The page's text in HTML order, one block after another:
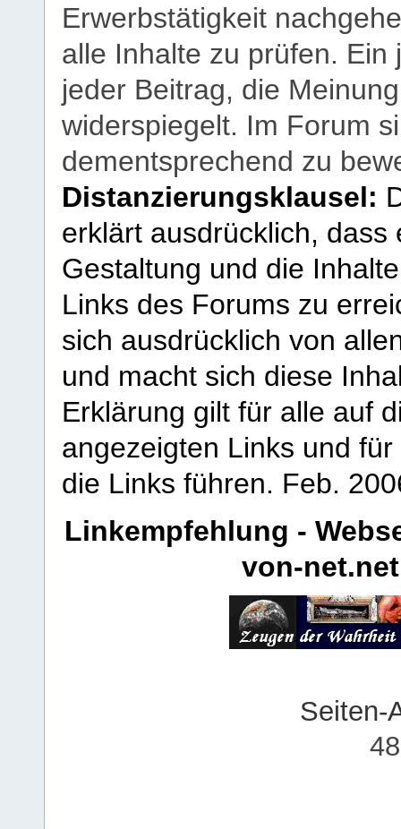
Erwerbstätigkeit
alle Inhalte zu prüfen.
jeder Beitrag, die
widerspiegelt. Im Forum
dementsprechend zu
Distanzierungsklausel:
erklärt ausdrücklich,
Gestaltung und die
Links des Forums zu
sich ausdrücklich von
und macht sich diese
Erklärung gilt für alle auf
angezeigten Links und
die Links führen. Feb.
Linkempfehlung -
von-net.net
Seiten-